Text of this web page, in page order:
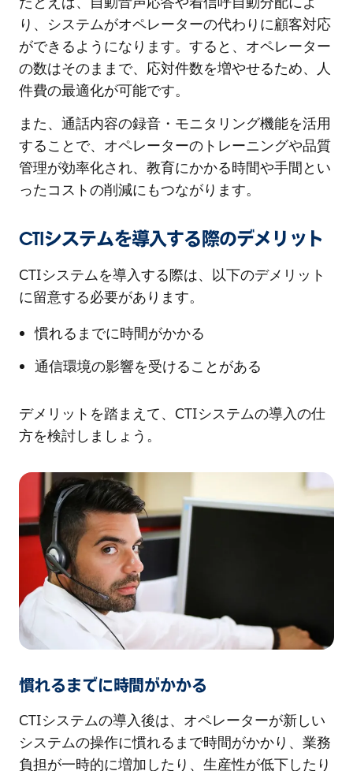
り、システムがオペレーターの代わりに顧客対応
ができるようになります。すると、オペレーター
の数はそのままで、応対件数を増やせるため、人
件費の最適化が可能です。
また、通話内容の録音・モニタリング機能を活用
することで、オペレーターのトレーニングや品質
管理が効率化され、教育にかかる時間や手間とい
ったコストの削減にもつながります。
CTIシステムを導入する際のデメリット
CTIシステムを導入する際は、以下のデメリット
に留意する必要があります。
慣れるまでに時間がかかる
通信環境の影響を受けることがある
デメリットを踏まえて、CTIシステムの導入の仕
方を検討しましょう。
慣れるまでに時間がかかる
CTIシステムの導入後は、オペレーターが新しい
システムの操作に慣れるまで時間がかかり、業務
負担が一時的に増加したり、生産性が低下したり